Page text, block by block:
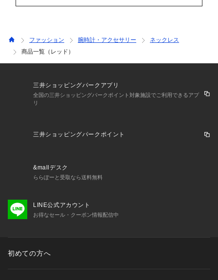
ファッション 腕時計・アクセサリー
ネックレス
商品一覧（レッド）
三井ショッピングパークアプリ
全国の三井ショッピングパークポイント対象施設でご利用できるアプ
リ
三井ショッピングパークポイント
&mallデスク
ららぽーと受取なら送料無料
LINE公式アカウント
お得なセール・クーポン情報配信中
初めての方へ